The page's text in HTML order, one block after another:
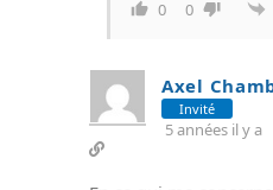
0 0
Axel
Invité
5 années il y a